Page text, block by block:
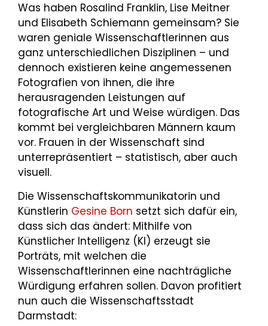
Was haben Rosalind Franklin, Lise Meitner
und Elisabeth Schiemann gemeinsam? Sie
waren geniale Wissenschaftlerinnen aus
ganz unterschiedlichen Disziplinen – und
dennoch existieren keine angemessenen
Fotografien von ihnen, die ihre
herausragenden Leistungen auf
fotografische Art und Weise würdigen. Das
kommt bei vergleichbaren Männern kaum
vor. Frauen in der Wissenschaft sind
unterrepräsentiert – statistisch, aber auch
visuell.
Die Wissenschaftskommunikatorin und
Künstlerin Gesine Born setzt sich dafür ein,
dass sich das ändert: Mithilfe von
Künstlicher Intelligenz (KI) erzeugt sie
Porträts, mit welchen die
Wissenschaftlerinnen eine nachträgliche
Würdigung erfahren sollen. Davon profitiert
nun auch die Wissenschaftsstadt
Darmstadt: